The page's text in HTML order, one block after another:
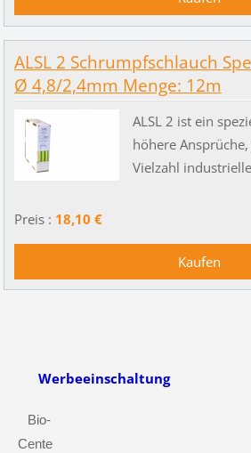
ALSL 2 Schrumpfschlauch
Ø 4,8/2,4mm Menge: 12m
ALSL 2 ist ein
höhere
Vielzahl
Preis : 18,10 €
Werbeeinschaltung
Bio-
Cente